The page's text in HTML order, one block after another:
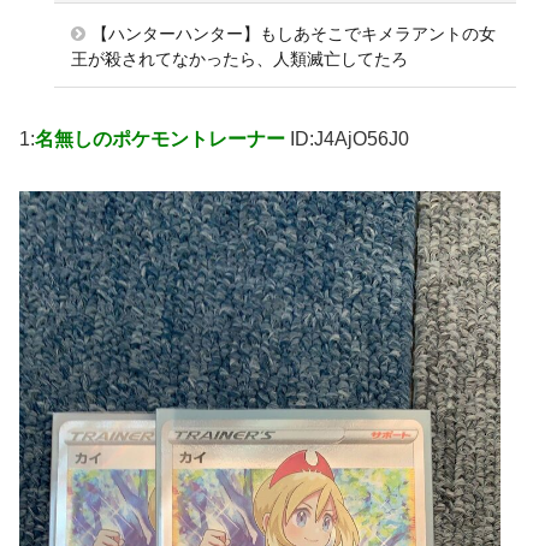
【ハンターハンター】もしあそこでキメラアントの女
王が殺されてなかったら、人類滅亡してたろ
1:名無しのポケモントレーナー ID:J4AjO56J0